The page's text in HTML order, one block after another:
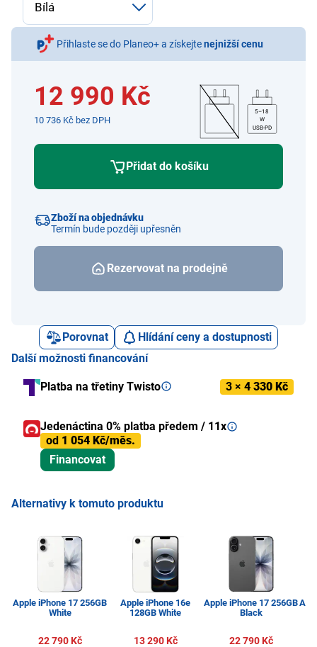
Přihlaste se do Planeo+ a získejtenejnižší cenu
12 990 Kč
10 736 Kč bez DPH
5–18
W
USB-PD
Přidat do košíku
Zboží na objednávku
Termín bude později upřesněn
Rezervovat na prodejně
Porovnat
Hlídání ceny a dostupnosti
Další možnosti financování
Platba na třetiny Twisto 3 × 4 330 Kč
Jedenáctina 0% platba předem / 11x
od 1 054 Kč/měs.
Financovat
Alternativy k tomuto produktu
Apple iPhone 17 256GB
White
22 790 Kč
Apple iPhone 16e
128GB White
13 290 Kč
Apple iPhone 17 256GB
Black
22 790 Kč